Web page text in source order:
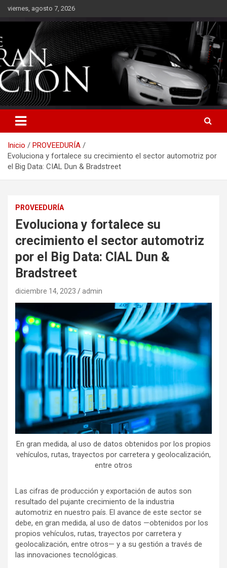
Saltarviernes, agosto 7, 2026
Inicio
PROVEEDURÍA
Evoluciona y fortalece su crecimiento el sector automotriz por
el Big Data: CIAL Dun & Bradstreet
PROVEEDURÍA
Evoluciona y fortalece su
crecimiento el sector automotriz
por el Big Data: CIAL Dun &
Bradstreet
diciembre 14, 2023 admin
En gran medida, al uso de datos obtenidos por los propios
vehículos, rutas, trayectos por carretera y geolocalización,
entre otros
Las cifras de producción y exportación de autos son
resultado del pujante crecimiento de la industria
automotriz en nuestro país. El avance de este sector se
debe, en gran medida, al uso de datos —obtenidos por los
propios vehículos, rutas, trayectos por carretera y
geolocalización, entre otros— y a su gestión a través de
las innovaciones tecnológicas.